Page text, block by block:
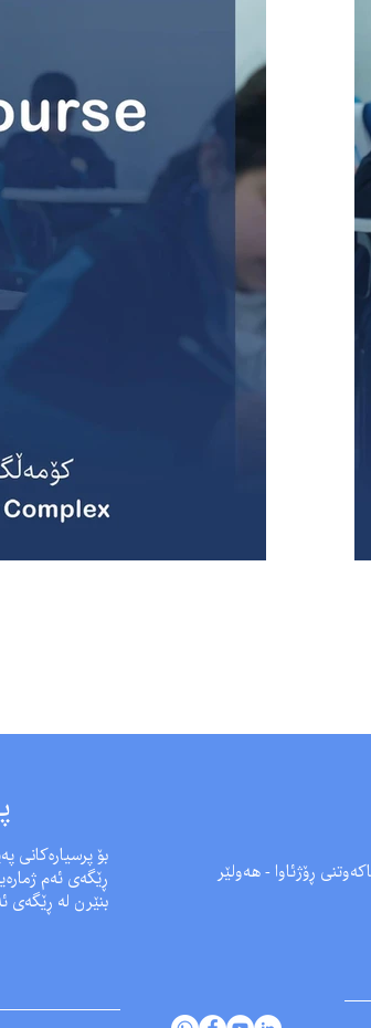
بۆ پرسیارەکانی
ڕێگەی ئەم
بنێرن لە ڕێگەی